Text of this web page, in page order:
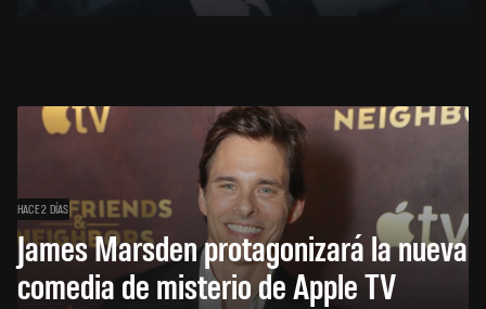
HACE 2 DÍAS
James Marsden protagonizará la nueva
comedia de misterio de Apple TV